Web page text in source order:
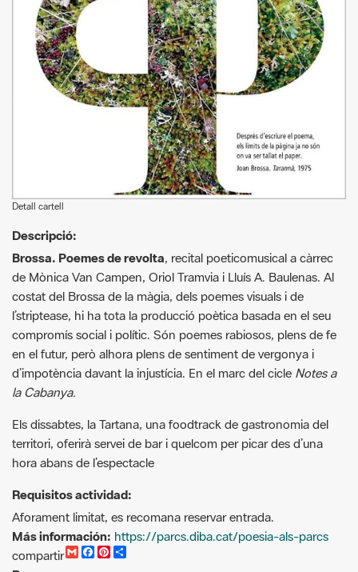
Detall cartell
Descripció:
Brossa. Poemes de revolta, recital poeticomusical a càrrec
de Mònica Van Campen, Oriol Tramvia i Lluís A. Baulenas. Al
costat del Brossa de la màgia, dels poemes visuals i de
l’striptease, hi ha tota la producció poètica basada en el seu
compromís social i polític. Són poemes rabiosos, plens de fe
en el futur, però alhora plens de sentiment de vergonya i
d’impotència davant la injustícia. En el marc del cicle Notes a
la Cabanya.
Els dissabtes, la Tartana, una foodtrack de gastronomia del
territori, oferirà servei de bar i quelcom per picar des d’una
hora abans de l’espectacle
Requisitos actividad:
Aforament limitat, es recomana reservar entrada.
Más información: https://parcs.diba.cat/poesia-als-parcs
compartir
G
F
P